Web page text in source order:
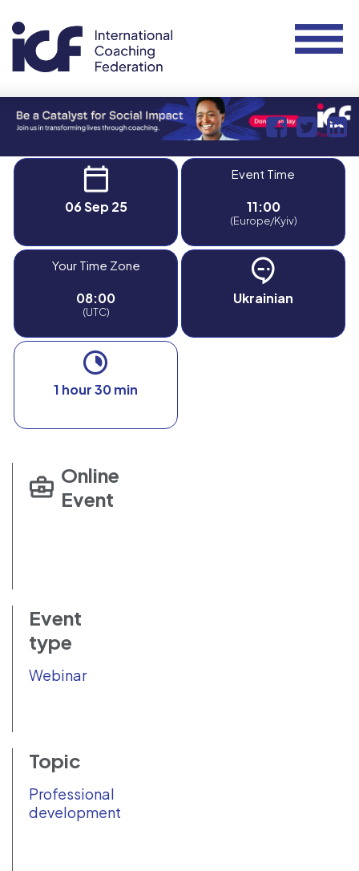
06 Sep 25
Event Time
11:00
(Europe/Kyiv)
Your Time Zone
08:00
(UTC)
Ukrainian
1 hour 30 min
Online
Event
Event
type
Webinar
Topic
Professional
development